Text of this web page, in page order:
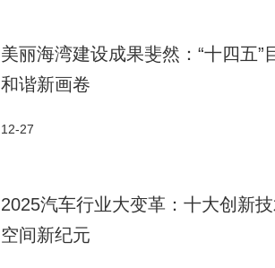
美丽海湾建设成果斐然：“十四五
和谐新画卷
12-27
2025汽车行业大变革：十大创新
空间新纪元